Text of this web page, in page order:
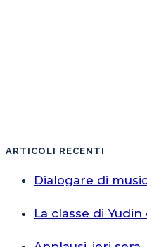
ARTICOLI RECENTI
Dialogare di
La classe di